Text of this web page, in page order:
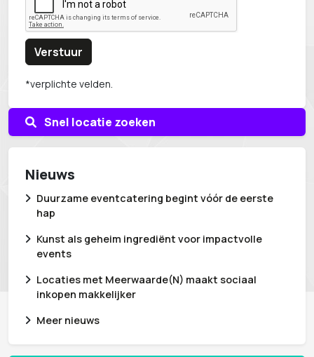
Snel locatie zoeken
Nieuws
Duurzame eventcatering begint vóór de eerste
hap
Kunst als geheim ingrediënt voor impactvolle
events
Locaties met Meerwaarde(N) maakt sociaal
inkopen makkelijker
Meer nieuws
De Fruitproeverij
De Groene Afslag
De Koepel Haarlem
De Laape
De Loods
De Ondernemershoeve
De Polderij
De Rijtuigenloods
De Tuin van Tralala
De Veenderhoeve
Dokhuis
Dordts Patriciërshuis
Ecolodges 't Lennepserf
Eigentijdserf
Fier Bussum
Verstuur
*verplichte velden.